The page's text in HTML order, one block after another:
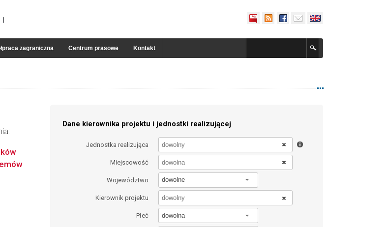
zagraniczna Centrum prasowe Kontakt
Dane kierownika projektu i jednostki realizującej
Jednostka realizująca
Miejscowość
Województwo dowolne
Kierownik projektu
Płeć dowolna